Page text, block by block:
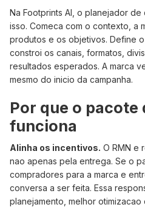
Na Footprints AI, o planejador
isso. Comeca com o contexto, a
produtos e os objetivos. Define
constroi os canais, formatos,
resultados esperados. A marca
mesmo do inicio da campanha.
Por que o pacote
funciona
Alinha os incentivos. O RMN e
nao apenas pela entrega. Se o
compradores para a marca e
conversa a ser feita. Essa
planejamento, melhor otimizacao